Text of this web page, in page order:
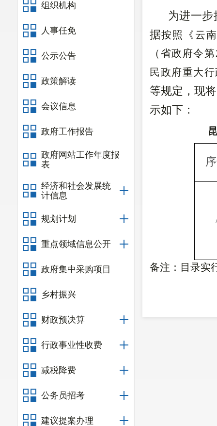
组织机构
人事任免
公示公告
政策解读
会议信息
政府工作报告
政府网站工作年度报
表
经济和社会发展统
计信息
规划计划
重点领域信息公开
政府集中采购项目
乡村振兴
财政预决算
行政事业性收费
减税降费
公务员招考
建议提案办理
为进一
据按照《云
（省政府令第
民政府重大
等规定，现
示如下：
备注：目录实